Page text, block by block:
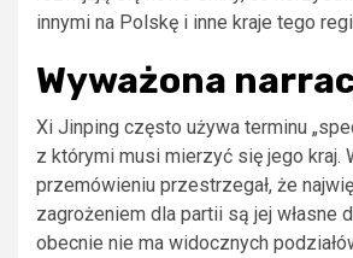
innymi na Polskę i inne kraje tego
Wyważona
Xi Jinping często używa terminu
z którymi musi mierzyć się jego kraj.
przemówieniu przestrzegał, że
zagrożeniem dla partii są jej własne
obecnie nie ma widocznych